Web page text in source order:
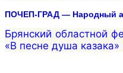
ПОЧЕП-ГРАД — Народный
Брянский областной
«В песне душа казака»